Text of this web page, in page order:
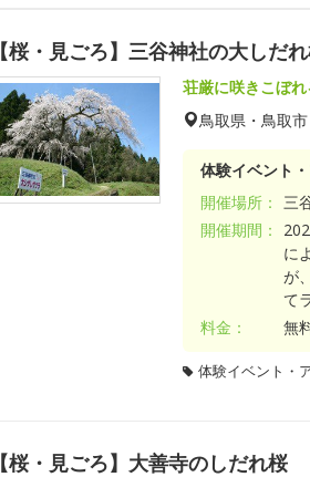
【桜・見ごろ】三谷神社の大しだ
荘厳に咲きこぼ
鳥取県・鳥取市
体験イベント
開催場所：
三
開催期間：
に
が
て
料金：
無
体験イベント・
【桜・見ごろ】大善寺のしだれ桜